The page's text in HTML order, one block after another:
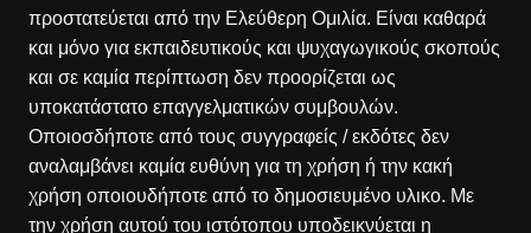
προστατεύεται από την Ελεύθερη Ομιλία. Είναι καθαρά
και μόνο για εκπαιδευτικούς και ψυχαγωγικούς σκοπούς
και σε καμία περίπτωση δεν προορίζεται ως
υποκατάστατο επαγγελματικών συμβουλών.
Οποιοσδήποτε από τους συγγραφείς / εκδότες δεν
αναλαμβάνει καμία ευθύνη για τη χρήση ή την κακή
χρήση οποιουδήποτε από το δημοσιευμένο υλικο. Με
την χρήση αυτού του ιστότοπου υποδεικνύεται η